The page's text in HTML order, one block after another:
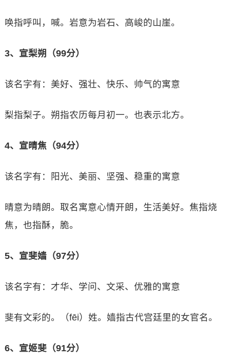
唤指呼叫，喊。岩意为岩石、高峻的山崖。
3、宣梨朔（99分）
该名字有：美好、强壮、快乐、帅气的寓意
梨指梨子。朔指农历每月初一。也表示北方。
4、宣晴焦（94分）
该名字有：阳光、美丽、坚强、稳重的寓意
晴意为晴朗。取名寓意心情开朗，生活美好。焦指烧
焦，也指酥，脆。
5、宣斐嫱（97分）
该名字有：才华、学问、文采、优雅的寓意
斐有文彩的。（fēi）姓。嫱指古代宫廷里的女官名。
6、宣姬斐（91分）